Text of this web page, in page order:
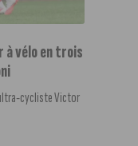
à vélo en trois
cycliste Victor